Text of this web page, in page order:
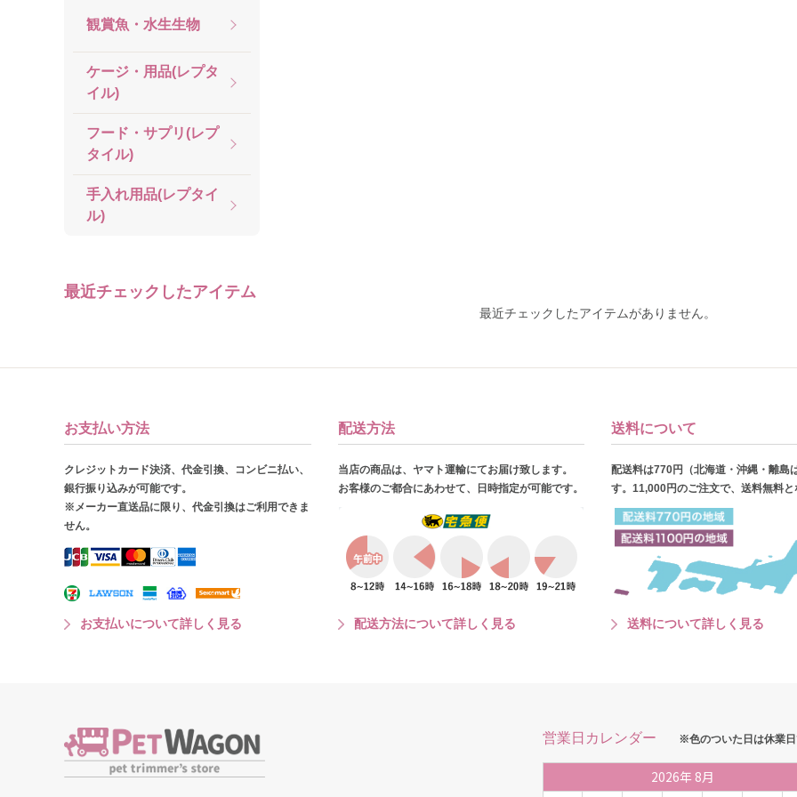
観賞魚・水生生物
ケージ・用品(レプタ
イル)
フード・サプリ(レプ
タイル)
手入れ用品(レプタイ
ル)
最近チェックしたアイテム
最近チェックしたアイテムがありません。
お支払い方法
クレジットカード決済、代金引換、コンビニ払い、
銀行振り込みが可能です。
※メーカー直送品に限り、代金引換はご利用できま
せん。
お支払いについて詳しく見る
配送方法
当店の商品は、ヤマト運輸にてお届け致します。
お客様のご都合にあわせて、日時指定が可能です。
配送方法について詳しく見る
送料について
配送料は770円（北海道・沖縄・離島
す。11,000円のご注文で、送料無料と
送料について詳しく見る
営業日カレンダー ※色のついた日は休業日
2026年 8月